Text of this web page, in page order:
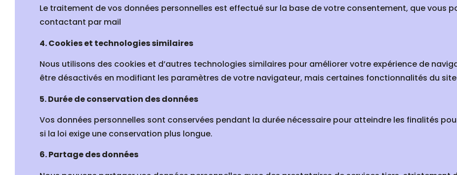
Le traitement de vos données personnelles est effectué sur la base de votre consentement, que vous
contactant par mail
4. Cookies et technologies similaires
Nous utilisons des cookies et d’autres technologies similaires pour améliorer votre expérience de
être désactivés en modifiant les paramètres de votre navigateur, mais certaines fonctionnalités du
5. Durée de conservation des données
Vos données personnelles sont conservées pendant la durée nécessaire pour atteindre les finalités
si la loi exige une conservation plus longue.
6. Partage des données